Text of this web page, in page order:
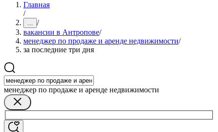
Главная
/
... /
вакансии в Антропове/
менеджер по продаже и аренде недвижимости/
за последние три дня
менеджер по продаже и аренде недвижимости